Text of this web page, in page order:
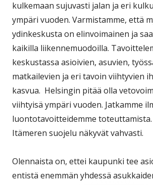
kulkemaan sujuvasti jalan ja eri
ympäri vuoden. Varmistamme, että
ydinkeskusta on elinvoimainen ja
kaikilla liikennemuodoilla.
keskustassa asioivien, asuvien,
matkailevien ja eri tavoin viihtyvien
kasvua. Helsingin pitää olla
viihtyisä ympäri vuoden. Jatkamme
luontotavoitteidemme
Itämeren suojelu näkyvät vahvasti.
Olennaista on, ettei kaupunki tee
entistä enemmän yhdessä